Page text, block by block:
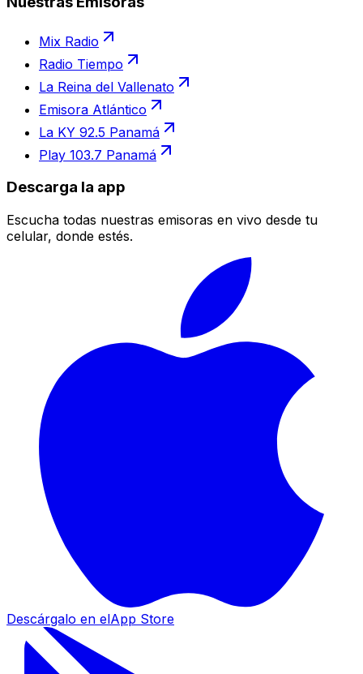
Mix Radio
Radio Tiempo
La Reina del Vallenato
Emisora Atlántico
La KY 92.5 Panamá
Play 103.7 Panamá
Descarga la app
Escucha todas nuestras emisoras en vivo desde tu
celular, donde estés.
Descárgalo en elApp Store